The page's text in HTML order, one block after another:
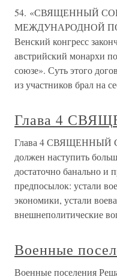
54. «СВЯЩЕННЫЙ
МЕЖДУНАРОДНОЙ
Венский конгресс
австрийский монархи
союзе». Суть этого
из участников брал на
Глава 4
Глава 4 СВЯЩЕННЫЙ
должен наступить
достаточно банально и
предпосылок: устали
экономики, устали
внешнеполитические
Военные
Военные поселения